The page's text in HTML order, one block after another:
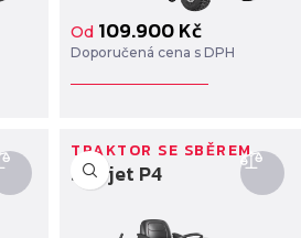
Od 109.900Kč
Doporučená cena s DPH
Starjet P4
TRAKTOR SE SBĚREM